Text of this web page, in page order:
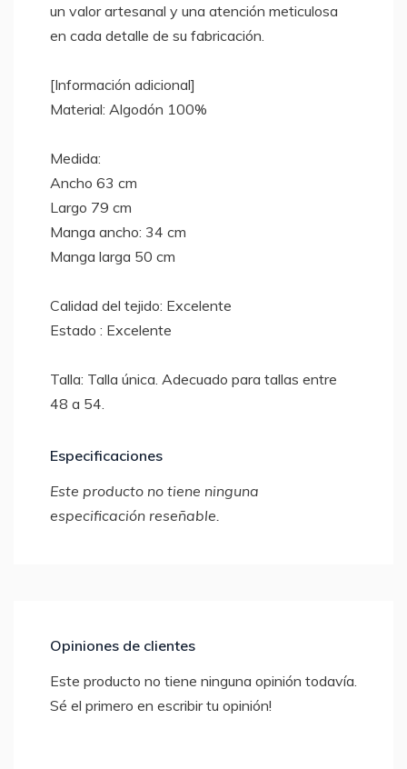
un valor artesanal y una atención meticulosa
en cada detalle de su fabricación.
[Información adicional]
Material: Algodón 100%
Medida:
Ancho 63 cm
Largo 79 cm
Manga ancho: 34 cm
Manga larga 50 cm
Calidad del tejido: Excelente
Estado : Excelente
Talla: Talla única. Adecuado para tallas entre
48 a 54.
Especificaciones
Este producto no tiene ninguna
especificación reseñable.
Opiniones de clientes
Este producto no tiene ninguna opinión todavía.
Sé el primero en escribir tu opinión!